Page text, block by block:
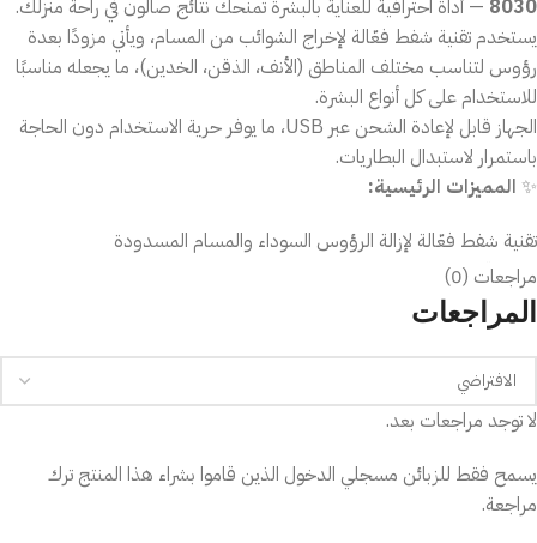
8030 — أداة احترافية للعناية بالبشرة تمنحك نتائج صالون في راحة منزلك.
يستخدم تقنية شفط فعّالة لإخراج الشوائب من المسام، ويأتي مزودًا بعدة
رؤوس لتناسب مختلف المناطق (الأنف، الذقن، الخدين)، ما يجعله مناسبًا
للاستخدام على كل أنواع البشرة.
الجهاز قابل لإعادة الشحن عبر USB، ما يوفر حرية الاستخدام دون الحاجة
باستمرار لاستبدال البطاريات.
✨ المميزات الرئيسية:
تقنية شفط فعّالة لإزالة الرؤوس السوداء والمسام المسدودة
USB قابل لإعادة الشحن — استخدام مرن
رؤوس متعددة الاستخدام حسب المنطقة ونوع الجلد
مناسب لجميع أنواع البشرة — الحسّاسة، الدهنية، العادية
باستخدام XN-8030 بانتظام، يمكنك أن تلاحظي بشرة أنعم، مسام أكثر
نظافة، ومظهراً متجدداً.
مراجعات (0)
المراجعات
لا توجد مراجعات بعد.
يسمح فقط للزبائن مسجلي الدخول الذين قاموا بشراء هذا المنتج ترك
مراجعة.